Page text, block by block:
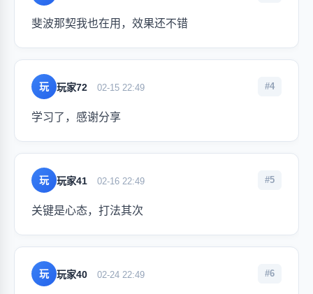
斐波那契我也在用，效果还不错
玩 玩家72 02-15 22:49 #4
学习了，感谢分享
玩 玩家41 02-16 22:49 #5
关键是心态，打法其次
玩 玩家40 02-24 22:49 #6